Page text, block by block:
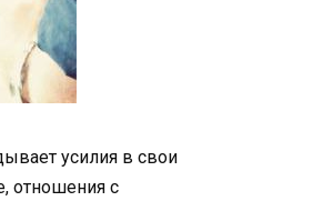
усилия в свои
отношения с